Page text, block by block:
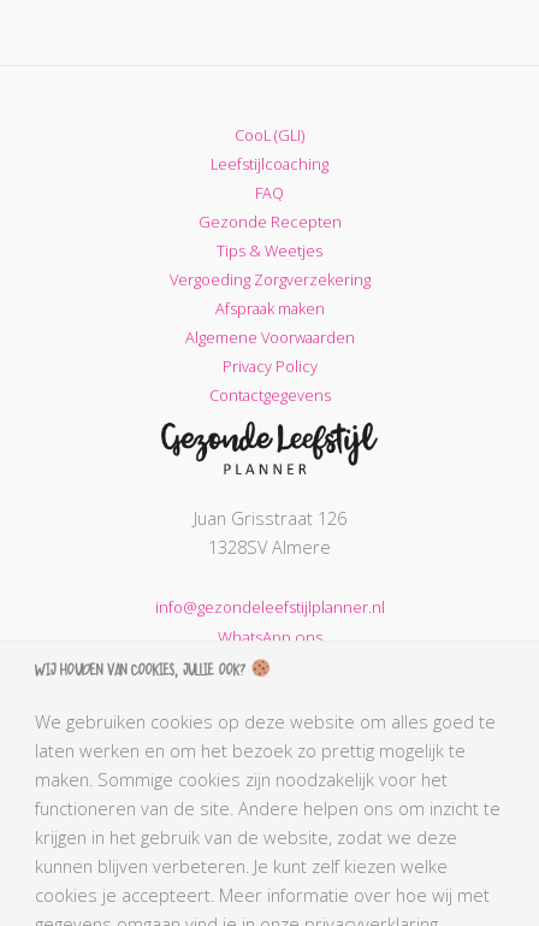
CooL (GLI)
Leefstijlcoaching
FAQ
Gezonde Recepten
Tips & Weetjes
Vergoeding Zorgverzekering
Afspraak maken
Algemene Voorwaarden
Privacy Policy
Contactgegevens
Juan Grisstraat 126
1328SV Almere
info@gezondeleefstijlplanner.nl
WhatsApp ons
KVK nummer: 68664621
AGB-code Praktijk: 90069212
AGB-code Zorgverlener Simone: 90110291
Kabiz registratienummer: 18106656784
BLCN lidnummer: L0761
BGN lidnummer Simone: 4407
Wij houden van cookies, jullie ook?
We gebruiken cookies op deze website om alles goed te
laten werken en om het bezoek zo prettig mogelijk te
maken. Sommige cookies zijn noodzakelijk voor het
functioneren van de site. Andere helpen ons om inzicht te
krijgen in het gebruik van de website, zodat we deze
kunnen blijven verbeteren. Je kunt zelf kiezen welke
cookies je accepteert. Meer informatie over hoe wij met